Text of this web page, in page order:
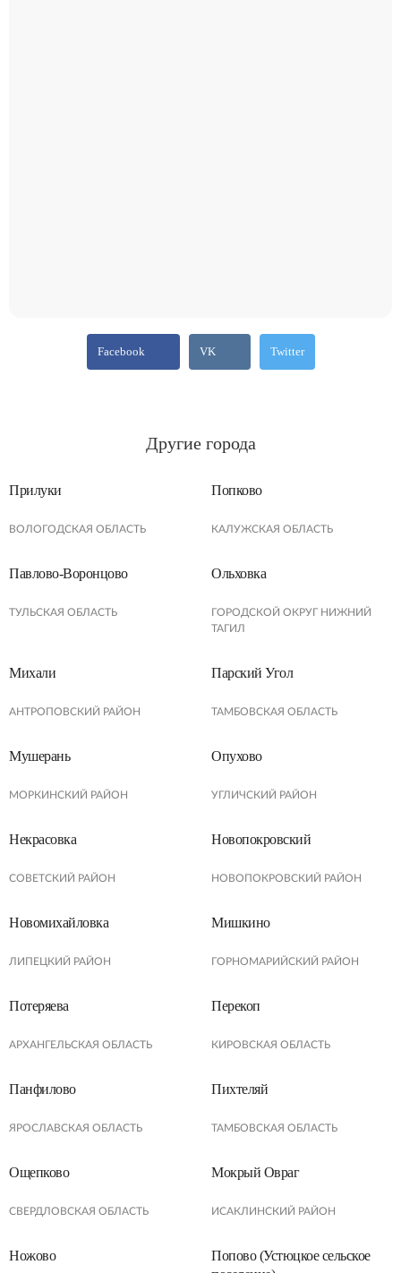
Facebook VK Twitter
Другие города
Прилуки
ВОЛОГОДСКАЯ ОБЛАСТЬ
Попково
КАЛУЖСКАЯ ОБЛАСТЬ
Павлово-Воронцово
ТУЛЬСКАЯ ОБЛАСТЬ
Ольховка
ГОРОДСКОЙ ОКРУГ НИЖНИЙ
ТАГИЛ
Михали
АНТРОПОВСКИЙ РАЙОН
Парский Угол
ТАМБОВСКАЯ ОБЛАСТЬ
Мушерань
МОРКИНСКИЙ РАЙОН
Опухово
УГЛИЧСКИЙ РАЙОН
Некрасовка
СОВЕТСКИЙ РАЙОН
Новопокровский
НОВОПОКРОВСКИЙ РАЙОН
Новомихайловка
ЛИПЕЦКИЙ РАЙОН
Мишкино
ГОРНОМАРИЙСКИЙ РАЙОН
Потеряева
АРХАНГЕЛЬСКАЯ ОБЛАСТЬ
Перекоп
КИРОВСКАЯ ОБЛАСТЬ
Панфилово
ЯРОСЛАВСКАЯ ОБЛАСТЬ
Пихтеляй
ТАМБОВСКАЯ ОБЛАСТЬ
Ощепково
СВЕРДЛОВСКАЯ ОБЛАСТЬ
Мокрый Овраг
ИСАКЛИНСКИЙ РАЙОН
Ножово
Попово (Устюцкое сельское